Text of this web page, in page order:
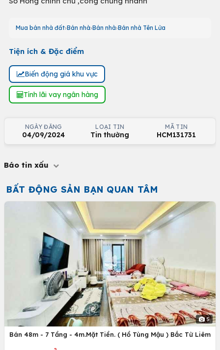
Mua bán nhà đất Bán nhà Bán nhà Bán nhà Tên Lửa
Tiện ích & Đặc điểm
Biến động giá khu vực
Tính lãi vay ngân hàng
NGÀY ĐĂNG
04/09/2024
LOẠI TIN
Tin thường
MÃ TIN
HCM131731
Báo tin xấu
BẤT ĐỘNG SẢN BẠN QUAN TÂM
5
Bán 48m - 7 Tầng - 4m.Mặt Tiền. ( Hồ Tùng Mậu ) Bắc Từ Liêm